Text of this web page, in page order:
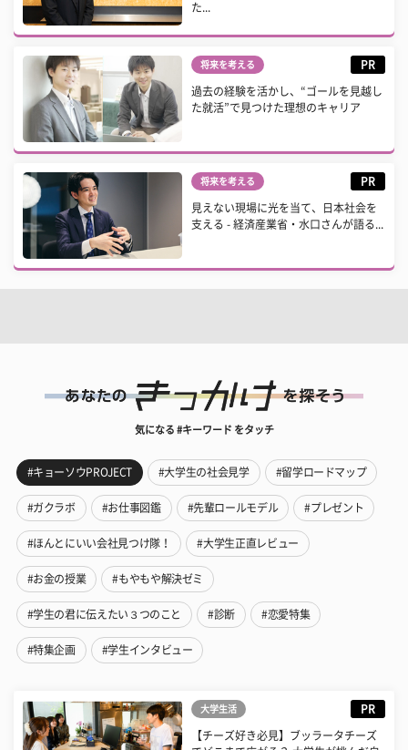
た...
将来を考える PR
過去の経験を活かし、“ゴールを見越し
た就活”で見つけた理想のキャリア
将来を考える PR
見えない現場に光を当て、日本社会を
支える - 経済産業省・水口さんが語る...
気になる #キーワード をタッチ
#キョーソウPROJECT #大学生の社会見学 #留学ロードマップ
#ガクラボ #お仕事図鑑 #先輩ロールモデル #プレゼント
#ほんとにいい会社見つけ隊！ #大学生正直レビュー
#お金の授業 #もやもや解決ゼミ
#学生の君に伝えたい３つのこと #診断 #恋愛特集
#特集企画 #学生インタビュー
大学生活 PR
【チーズ好き必見】ブッラータチーズ